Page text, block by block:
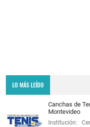
LO MÁS LEÍDO
Canchas de
Montevideo
Institución: